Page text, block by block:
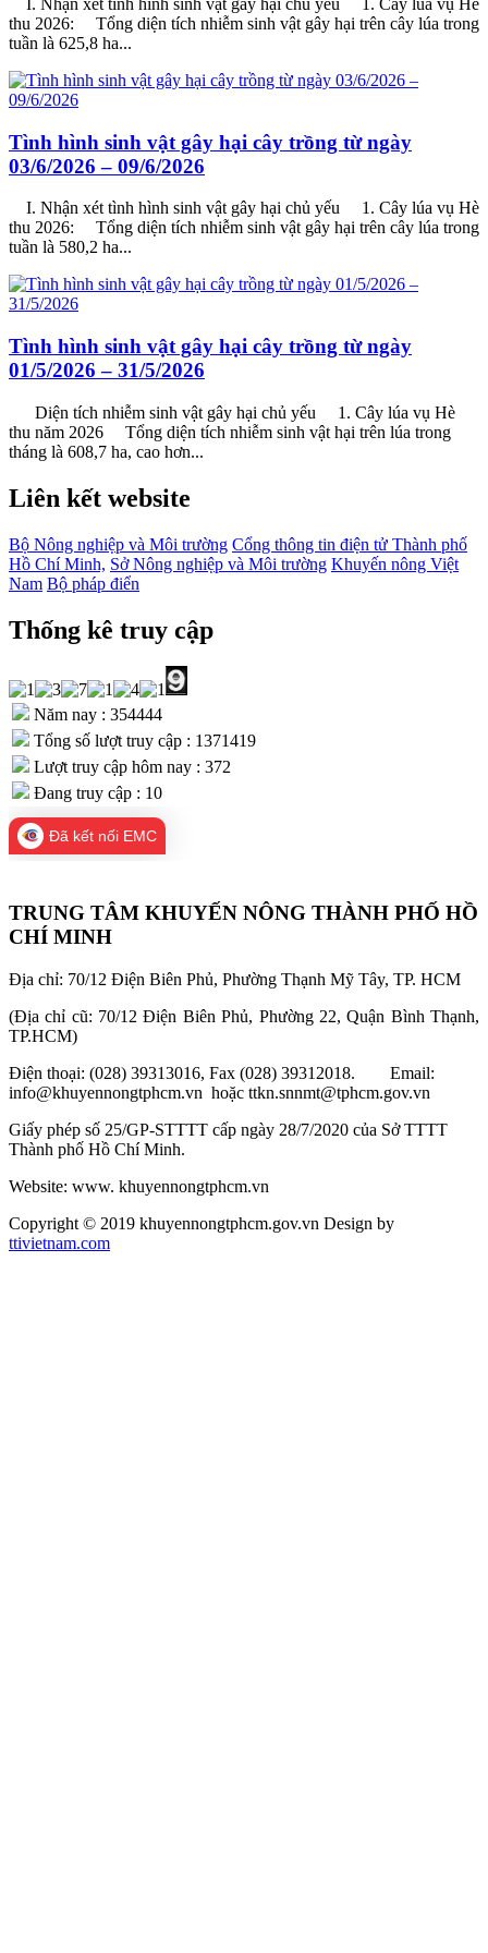
I. Nhận xét tình hình sinh vật gây hại chủ yếu 1. Cây lúa vụ Hè
thu 2026: Tổng diện tích nhiễm sinh vật gây hại trên cây lúa trong
tuần là 625,8 ha...
Tình hình sinh vật gây hại cây trồng từ ngày
03/6/2026 – 09/6/2026
I. Nhận xét tình hình sinh vật gây hại chủ yếu 1. Cây lúa vụ Hè
thu 2026: Tổng diện tích nhiễm sinh vật gây hại trên cây lúa trong
tuần là 580,2 ha...
Tình hình sinh vật gây hại cây trồng từ ngày
01/5/2026 – 31/5/2026
Diện tích nhiễm sinh vật gây hại chủ yếu 1. Cây lúa vụ Hè
thu năm 2026 Tổng diện tích nhiễm sinh vật hại trên lúa trong
tháng là 608,7 ha, cao hơn...
Liên kết website
Bộ Nông nghiệp và Môi trường Cổng thông tin điện tử Thành phố
Hồ Chí Minh, Sở Nông nghiệp và Môi trường Khuyến nông Việt
Nam Bộ pháp điển
Thống kê truy cập
Năm nay : 354444
Tổng số lượt truy cập : 1371419
Lượt truy cập hôm nay : 372
Đang truy cập : 10
Đã kết nối EMC
TRUNG TÂM KHUYẾN NÔNG THÀNH PHỐ HỒ
CHÍ MINH
Địa chỉ: 70/12 Điện Biên Phủ, Phường Thạnh Mỹ Tây, TP. HCM
(Địa chỉ cũ: 70/12 Điện Biên Phủ, Phường 22, Quận Bình Thạnh,
TP.HCM)
Điện thoại: (028) 39313016, Fax (028) 39312018. Email:
info@khuyennongtphcm.vn hoặc ttkn.snnmt@tphcm.gov.vn
Giấy phép số 25/GP-STTTT cấp ngày 28/7/2020 của Sở TTTT
Thành phố Hồ Chí Minh.
Website: www. khuyennongtphcm.vn
Copyright © 2019 khuyennongtphcm.gov.vn Design by
ttivietnam.com